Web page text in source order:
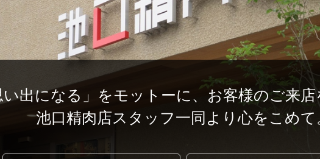
出になる」をモットーに、 お客様のご来
池口精肉店スタッフ一同より心をこめて